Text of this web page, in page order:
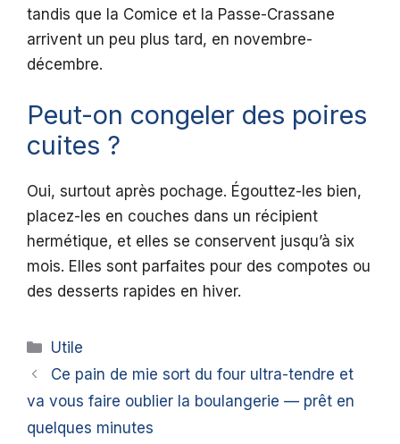
tandis que la Comice et la Passe-Crassane
arrivent un peu plus tard, en novembre-
décembre.
Peut-on congeler des poires
cuites ?
Oui, surtout après pochage. Égouttez-les bien,
placez-les en couches dans un récipient
hermétique, et elles se conservent jusqu’à six
mois. Elles sont parfaites pour des compotes ou
des desserts rapides en hiver.
Catégories
Utile
Ce pain de mie sort du four ultra-tendre et
va vous faire oublier la boulangerie — prêt en
quelques minutes